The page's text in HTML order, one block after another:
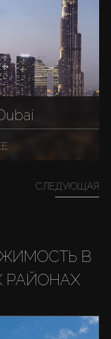
СЛЕДУЮЩАЯ
В
РАЙОНАХ